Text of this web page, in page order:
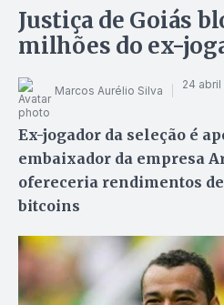
Justiça de Goiás
milhões do ex-
Marcos Aurélio Silva 24 abril
Ex-jogador da seleção é
embaixador da empresa
ofereceria rendimentos de
bitcoins